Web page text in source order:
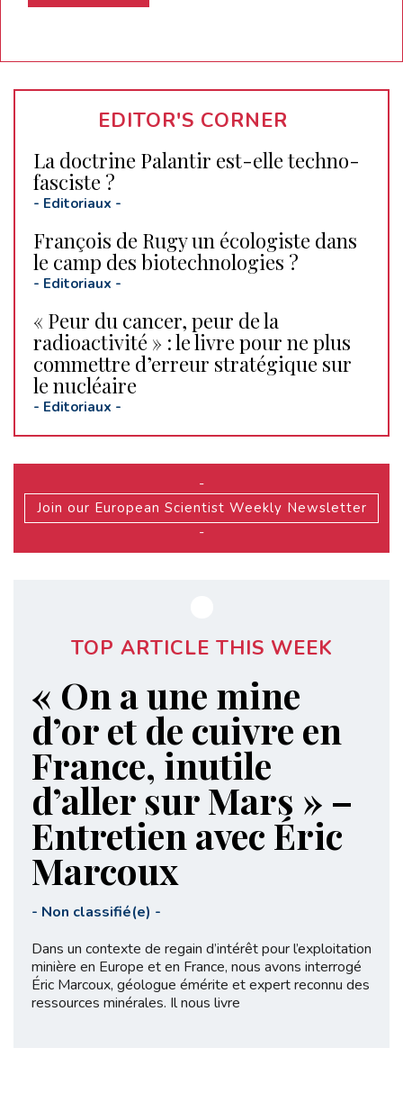
EDITOR'S CORNER
La doctrine Palantir est-elle techno-
fasciste ?
- Editoriaux -
François de Rugy un écologiste dans
le camp des biotechnologies ?
- Editoriaux -
« Peur du cancer, peur de la
radioactivité » : le livre pour ne plus
commettre d’erreur stratégique sur
le nucléaire
- Editoriaux -
-
Join our European Scientist Weekly Newsletter
-
TOP ARTICLE THIS WEEK
« On a une mine
d’or et de cuivre en
France, inutile
d’aller sur Mars » –
Entretien avec Éric
Marcoux
- Non classifié(e) -
Dans un contexte de regain d’intérêt pour l’exploitation
minière en Europe et en France, nous avons interrogé
Éric Marcoux, géologue émérite et expert reconnu des
ressources minérales. Il nous livre